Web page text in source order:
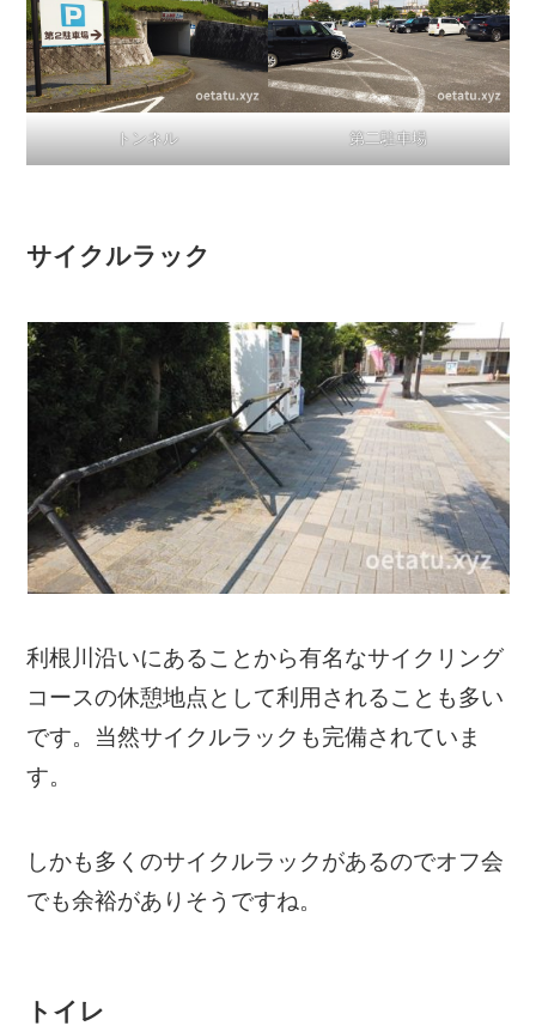
トンネル 第二駐車場
サイクルラック
利根川沿いにあることから有名なサイクリング
コースの休憩地点として利用されることも多い
です。当然サイクルラックも完備されていま
す。
しかも多くのサイクルラックがあるのでオフ会
でも余裕がありそうですね。
トイレ